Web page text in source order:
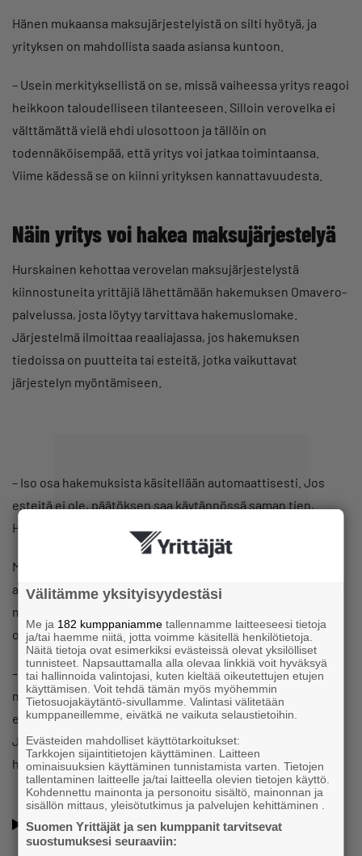
Hänen mukaansa maksujärjestelyistä on silti hyötyä, ja
yrityksen on mahdollista saada asiansa kuntoon.
– Usein merkityksellistä on se, missä vaiheessa yritys reagoi
heikkoon taloudelliseen tilanteeseen. Silloin verovelka ei
välttämättä vielä ehdi ulosottoon ja tällöin on
todennäköisempää, että yritys voi jatkaa toimintaansa.
Viime kädessä se on kiinni yrityksen kannattavuudesta.
Näin yritys voi hakea maksujärjestelyä
Hurskainen kehottaa verovelan maksujärjestelystä
kiinnostuneita yrittäjiä lähettämään hakemuksen Omavero-
palvelussa, josta löytyy tarvittava hakemuslomake.
Järjestelmä ilmoittaa reaaliajassa, jos hakemuksen
tiedoissa on puutteita tai esteitä, jotka vaikuttavat
järjestelyn myöntämiseen.
– Iso osa hakemuksista käsitellään automaattisesti. Jos
esteitä ei ole, päätöksen saa käytännössä saman tien,
Hurskainen kertoo.
Maksujärjestelyn voi saada enintään 24 kuukaudeksi. Sen
aikana verovelka jaetaan tasaeriin kuukausittain
maksettavaksi. Hurskainen neuvoo säätämään maksuajan
oikeaksi.
– Ei ole välttämättä järkevää ottaa pisintä mahdollista
maksuaikaa, koska verolle kertyy koko ajan korkoa. Siksi
erät kannattaa mitoittaa oman maksukyvyn mukaisiksi.
Järjestelyn aikana verovelan saa maksaa kokonaan pois,
hän huomauttaa.
Oletko jo Suomen Yrittäjien jäsen? Lue jäsenyyden eduista
ja hyödyistä
Välitämme yksityisyydestäsi
Me ja 182 kumppaniamme tallennamme laitteeseesi tietoja
ja/tai haemme niitä, jotta voimme käsitellä henkilötietoja.
Näitä tietoja ovat esimerkiksi evästeissä olevat yksilölliset
tunnisteet. Napsauttamalla alla olevaa linkkiä voit hyväksyä
tai hallinnoida valintojasi, kuten kieltää oikeutettujen etujen
käyttämisen. Voit tehdä tämän myös myöhemmin
Tietosuojakäytäntö-sivullamme. Valintasi välitetään
kumppaneillemme, eivätkä ne vaikuta selaustietoihin.
Evästeiden mahdolliset käyttötarkoitukset:
Tarkkojen sijaintitietojen käyttäminen. Laitteen
ominaisuuksien käyttäminen tunnistamista varten. Tietojen
tallentaminen laitteelle ja/tai laitteella olevien tietojen käyttö.
Kohdennettu mainonta ja personoitu sisältö, mainonnan ja
sisällön mittaus, yleisötutkimus ja palvelujen kehittäminen .
Suomen Yrittäjät ja sen kumppanit tarvitsevat
suostumuksesi seuraaviin: